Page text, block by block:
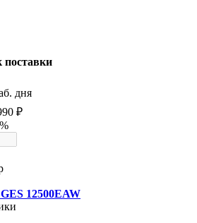
поставки
дня
₽
12500EAW